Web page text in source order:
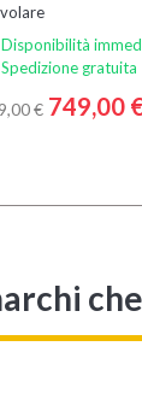
Disponibilità
Spedizione gratuita
€ 749,00